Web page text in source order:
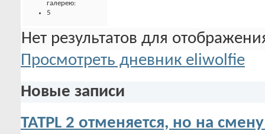
галерею:
5
Нет результатов для
Просмотреть дневник eliwolfie
Новые записи
TATPL 2 отменяется, но на